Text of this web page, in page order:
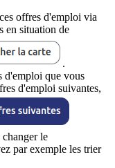
offres d'emploi via
en situation de
.
d'emploi que vous
d'emploi suivantes,
le
par exemple les trier